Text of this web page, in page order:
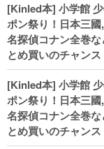
[Kinled本] 小学館
ポン祭り！日本三
名探偵コナン全巻
とめ買いのチャン
人気コミック多数
がセールに！
[Kinled本] 小学館
ポン祭り！日本三
名探偵コナン全巻
とめ買いのチャンス